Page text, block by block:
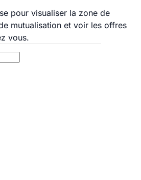
pour visualiser la zone de
mutualisation et voir les offres
vous.